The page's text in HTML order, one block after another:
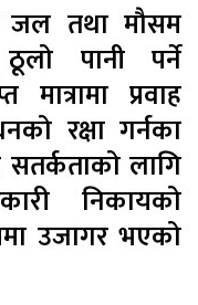
जल तथा मौसम
पानी पर्ने
प्रवाह
रक्षा गर्नका
सतर्कताको लागि
निकायको
उजागर भएको